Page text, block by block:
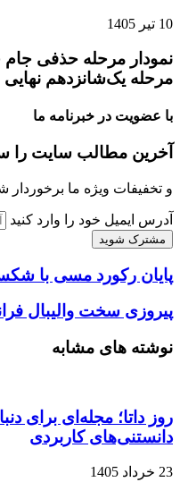
10 تیر 1405
مرحله یک‌شانزدهم نهایی
با عضویت در خبرنامه ما
آخرین مطالب سایت را
و تخفیفات ویژه ما برخوردار
آدرس ایمیل خود را وارد کنید
پایان رکورد مسی با
پیروزی سخت والیبال
نوشته های مشابه
روز داتا؛ مجله‌ای برای
دانستنی‌های کاربردی
23 خرداد 1405